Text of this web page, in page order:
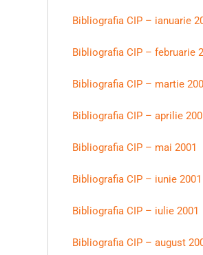
Bibliografia CIP – ianuarie
Bibliografia CIP – februarie
Bibliografia CIP – martie
Bibliografia CIP – aprilie
Bibliografia CIP – mai 2001
Bibliografia CIP – iunie 2001
Bibliografia CIP – iulie 2001
Bibliografia CIP – august